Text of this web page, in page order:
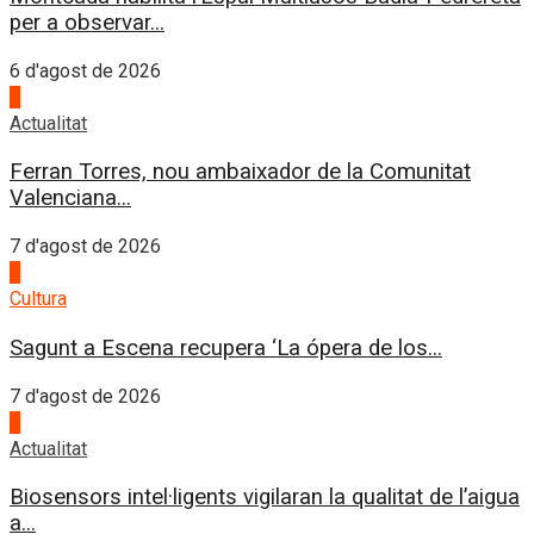
per a observar...
6 d'agost de 2026
Actualitat
Ferran Torres, nou ambaixador de la Comunitat
Valenciana...
7 d'agost de 2026
Cultura
Sagunt a Escena recupera ‘La ópera de los...
7 d'agost de 2026
Actualitat
Biosensors intel·ligents vigilaran la qualitat de l’aigua
a...